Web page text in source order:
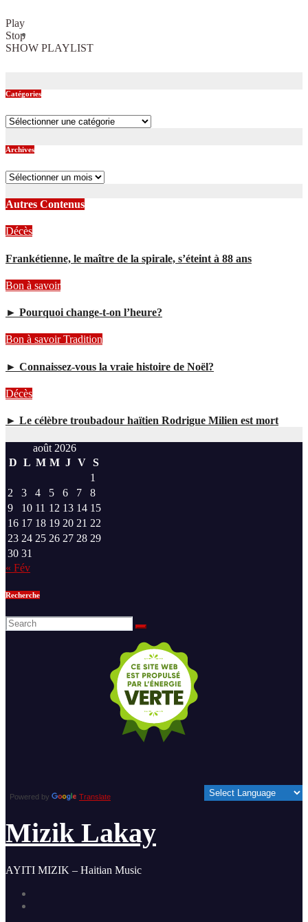
Play
Stop
SHOW PLAYLIST
Catégories
Catégories
Archives
Archives
Autres Contenus
Décès
Frankétienne, le maître de la spirale, s’éteint à 88 ans
Bon à savoir
► Pourquoi change-t-on l’heure?
Bon à savoirTradition
► Connaissez-vous la vraie histoire de Noël?
Décès
► Le célèbre troubadour haïtien Rodrigue Milien est mort
août 2026
D L M M J V S
1
2
3 4 5 6 7
8
9
10 11 12 13 14 15
16 17 18 19 20 21 22
23 24 25 26 27 28 29
30 31
« Fév
Recherche
Powered by Translate
Mizik Lakay
AYITI MIZIK – Haitian Music